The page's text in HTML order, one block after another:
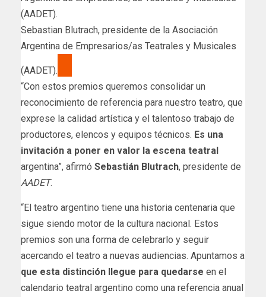
Sebastian Blutrach, presidente de la Asociación
Argentina de Empresarios/as Teatrales y Musicales
(AADET).
“Con estos premios queremos consolidar un
reconocimiento de referencia para nuestro teatro, que
exprese la calidad artística y el talentoso trabajo de
productores, elencos y equipos técnicos. Es una
invitación a poner en valor la escena teatral
argentina”, afirmó Sebastián Blutrach, presidente de
AADET.
“El teatro argentino tiene una historia centenaria que
sigue siendo motor de la cultura nacional. Estos
premios son una forma de celebrarlo y seguir
acercando el teatro a nuevas audiencias. Apuntamos a
que esta distinción llegue para quedarse en el
calendario teatral argentino como una referencia anual